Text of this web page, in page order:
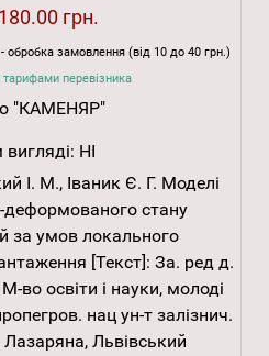
180.00 грн.
обробка замовлення (від 10 до 40 грн.)
перевізника
"КАМЕНЯР"
НІ
І. М., Іваник Є. Г. Моделі
деформованого стану
за умов локального
[Текст]: За. ред д.
освіти і науки, молоді
нац ун-т залізнич.
Львівський